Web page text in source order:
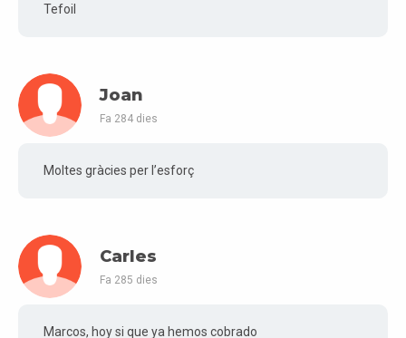
Tefoil
Joan
Fa 284 dies
Moltes gràcies per l’esforç
Carles
Fa 285 dies
Marcos, hoy si que ya hemos cobrado